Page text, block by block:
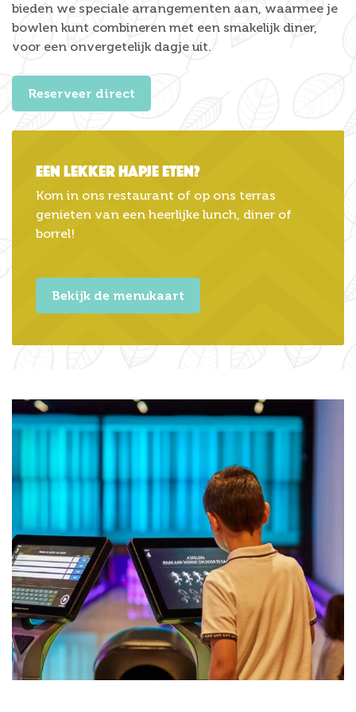
bieden we speciale arrangementen aan, waarmee je
bowlen kunt combineren met een smakelijk diner,
voor een onvergetelijk dagje uit.
Reserveer direct
Een lekker hapje eten?
Kom in ons restaurant of op ons terras
genieten van een heerlijke lunch, diner of
borrel!
Bekijk de menukaart